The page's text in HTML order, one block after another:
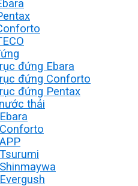
đứng Ebara
đứng Conforto
đứng Pentax
thải